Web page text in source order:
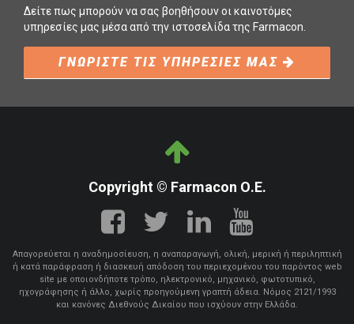
Δείτε πως μπορούν να σας βοηθήσουν οι καινοτόμες
υπηρεσίες μας μέσα από την ιστοσελίδα της Farmacon.
ΓΝΩΡΙΣΤΕ ΤΙΣ ΥΠΗΡΕΣΙΕΣ ΜΑΣ
Copyright © Farmacon Ο.Ε.
Απαγορεύεται η αναδημοσίευση, η αναπαραγωγή, ολική, μερική ή περιληπτική
ή κατά παράφραση ή διασκευή απόδοση του περιεχομένου του παρόντος web
site με οποιονδήποτε τρόπο, ηλεκτρονικό, μηχανικό, φωτοτυπικό,
ηχογράφησης ή άλλο, χωρίς προηγούμενη γραπτή άδεια. Νόμος 2121/1993
και κανόνες Διεθνούς Δικαίου που ισχύουν στην Ελλάδα.